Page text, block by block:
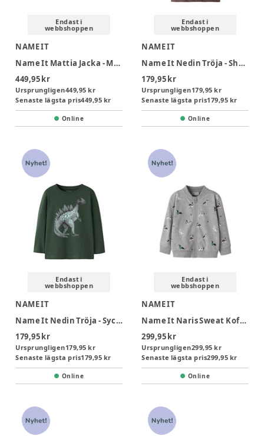
Endast i
webbshoppen
NAME IT
Name It Mattia Jacka - Mountain Trail
449,95 kr
Ursprungligen449,95 kr
Senaste lägsta pris449,95 kr
Online
Endast i
webbshoppen
NAME IT
Name It Nedin Tröja - Shopping Bag
179,95 kr
Ursprungligen179,95 kr
Senaste lägsta pris179,95 kr
Online
Endast i
webbshoppen
NAME IT
Name It Nedin Tröja - Sycamore
179,95 kr
Ursprungligen179,95 kr
Senaste lägsta pris179,95 kr
Online
Endast i
webbshoppen
NAME IT
Name It Naris Sweat Kofta - Sycamore
299,95 kr
Ursprungligen299,95 kr
Senaste lägsta pris299,95 kr
Online